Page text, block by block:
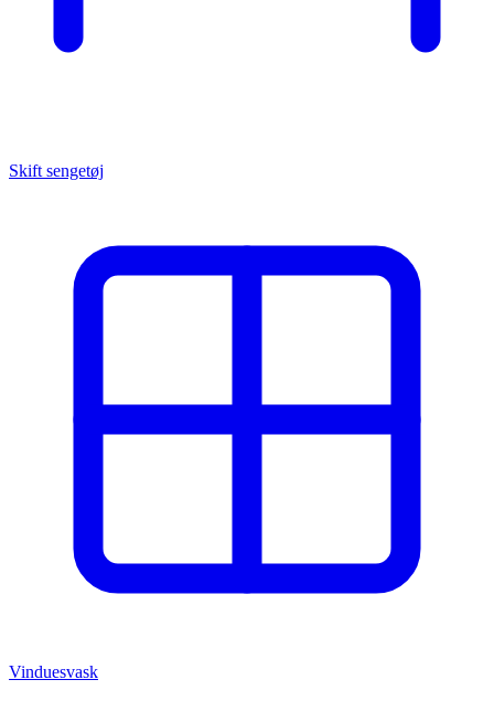
Skift sengetøj
Vinduesvask